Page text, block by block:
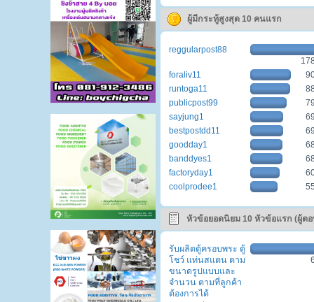
ผู้มีกระทู้สูงสุด 10 คนแรก
reggularpost88
foraliv11
runtoga11
publicpost99
sayjung1
bestpostdd11
goodday1
banddyes1
factoryday1
coolprodee1
หัวข้อยอดนิยม 10 หัวข้อแรก (ผู้ต
รับผลิตตู้ครอบพระ ตู้
โชว์ แท่นสแตน ตาม
ขนาดรูปแบบและ
จำนวน ตามที่ลูกค้า
ต้องการได้